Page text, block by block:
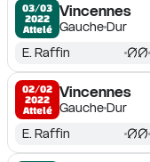
03/03
2022
Attelé
Vincennes
GaucheDur
E. Raffin
02/02
2022
Attelé
Vincennes
GaucheDur
E. Raffin